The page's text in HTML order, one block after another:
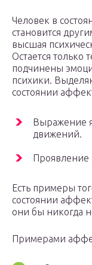
Человек в
становится
высшая
Остается только
подчинены
психики.
состоянии
Выражение
движений.
Проявление
Есть примеры
состоянии
они бы никогда
Примерами